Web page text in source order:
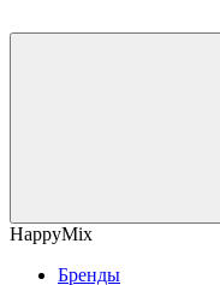
HappyMix
Бренды